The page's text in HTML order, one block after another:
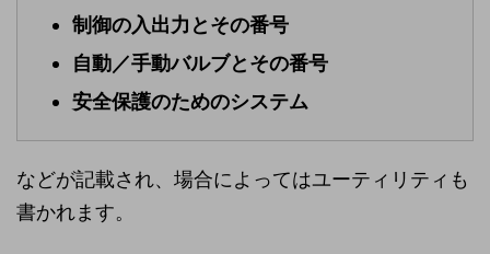
制御の入出力とその番号
自動／手動バルブとその番号
安全保護のためのシステム
などが記載され、場合によってはユーティリティも
書かれます。